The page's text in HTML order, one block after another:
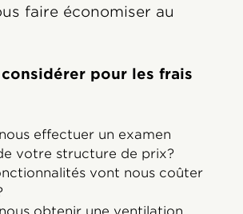
faire économiser au
pour les frais
effectuer un examen
votre structure de prix?
vont nous coûter